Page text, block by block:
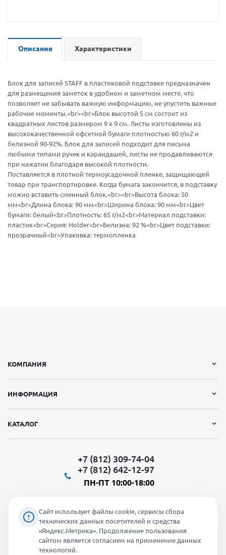
Описание Характеристики
Блок для записей STAFF в пластиковой подставке предназначен
для размещения заметок в удобном и заметном месте, что
позволяет не забывать важную информацию, не упустить важные
рабочие моменты.<br><br>Блок высотой 5 см состоит из
квадратных листов размером 9 х 9 см. Листы изготовлены из
высококачественной офсетной бумаги плотностью 60 г/м2 и
белизной 90-92%. Блок для записей подходит для письма
любыми типами ручек и карандашей, листы не продавливаются
при нажатии благодаря высокой плотности.
Поставляется в плотной термоусадочной пленке, защищающей
товар при транспортировке. Когда бумага закончится, в подставку
можно вставить сменный блок.<br><br>Высота блока: 50
мм<br>Длина блока: 90 мм<br>Ширина блока: 90 мм<br>Цвет
бумаги: белый<br>Плотность: 65 г/м2<br>Материал подставки:
пластик<br>Серия: Holder<br>Белизна: 92 %<br>Цвет подставки:
прозрачный<br>Упаковка: термопленка
КОМПАНИЯ
ИНФОРМАЦИЯ
КАТАЛОГ
+7 (812) 309-74-04
+7 (812) 642-12-97
ПН-ПТ 10:00-18:00
Мы в социальных сетях:
Сайт использует файлы cookie, сервисы сбора
технических данных посетителей и средства
«Яндекс.Метрика». Продолжение пользования
сайтом является согласием на применение данных
технологий.